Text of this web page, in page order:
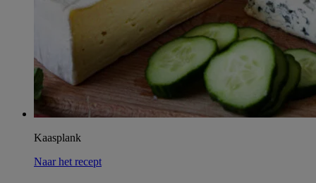
Kaasplank
Naar het recept